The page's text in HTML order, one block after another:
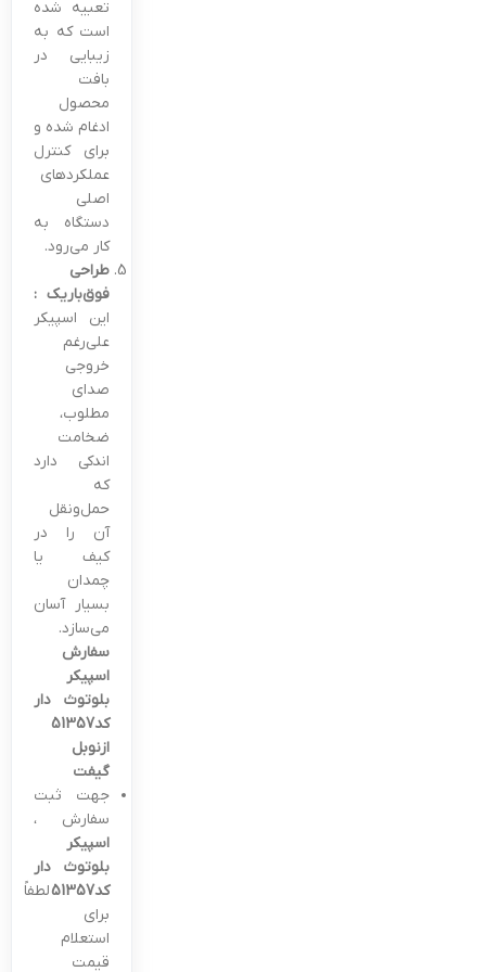
تعبیه شده
است که به
زیبایی در
بافت
محصول
ادغام شده و
برای کنترل
عملکردهای
اصلی
دستگاه به
کار می‌رود.
طراحی
فوق‌باریک :
این اسپیکر
علی‌رغم
خروجی
صدای
مطلوب،
ضخامت
اندکی دارد
که
حمل‌ونقل
آن را در
کیف یا
چمدان
بسیار آسان
می‌سازد.
سفارش
اسپیکر
بلوتوث دار
کد51357
ازنوبل
گیفت
جهت ثبت
سفارش ،
اسپیکر
بلوتوث دار
کد51357
لطفاً
برای
استعلام
قیمت